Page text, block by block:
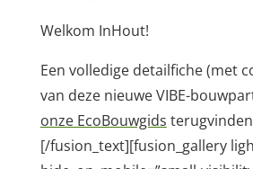
Welkom InHout!
Een volledige detailfiche (met
van deze nieuwe VIBE-
onze EcoBouwgids
[/fusion_text][fusion_gallery